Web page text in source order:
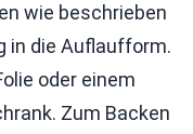
wie beschrieben
in die Auflaufform.
oder einem
Zum Backen